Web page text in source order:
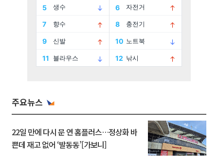
주요뉴스
22일 만에 다시 문 연 홈플러스…정상화 바
쁜데 재고 없어 ‘발동동’[가보니]